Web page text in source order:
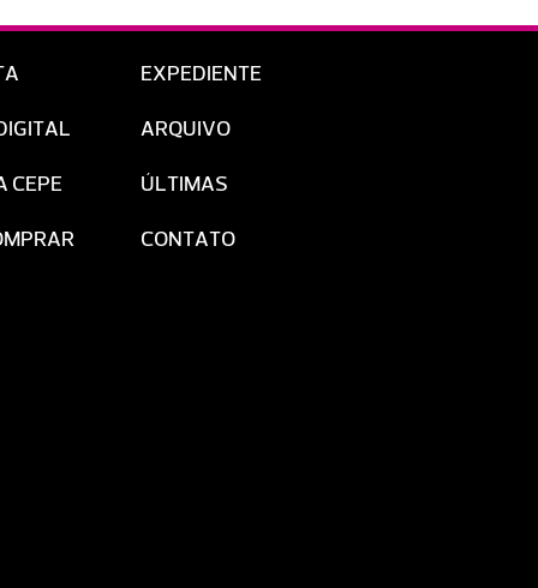
CEPE
EXPEDIENTE
ARQUIVO
ÚLTIMAS
CONTATO